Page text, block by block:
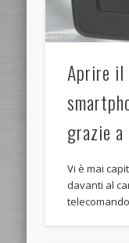
Aprire il
grazie a
Vi è mai
davanti al